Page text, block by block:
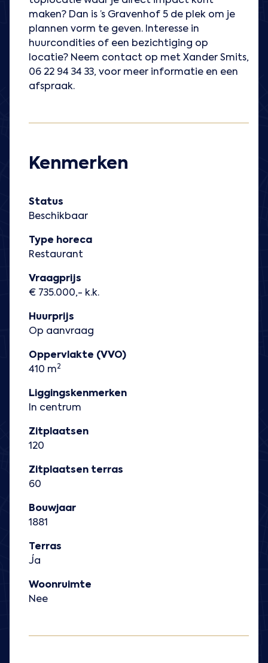
maken? Dan is ’s Gravenhof 5 de plek om je
plannen vorm te geven. Interesse in
huurcondities of een bezichtiging op
locatie? Neem contact op met Xander Smits,
06 22 94 34 33, voor meer informatie en een
afspraak.
Kenmerken
Status
Beschikbaar
Type horeca
Restaurant
Vraagprijs
€ 735.000,- k.k.
Huurprijs
Op aanvraag
Oppervlakte (VVO)
410 m2
Liggingskenmerken
In centrum
Zitplaatsen
120
Zitplaatsen terras
60
Bouwjaar
1881
Terras
Ja
Woonruimte
Nee